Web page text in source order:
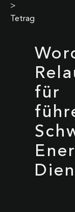
>
Tetrag
für